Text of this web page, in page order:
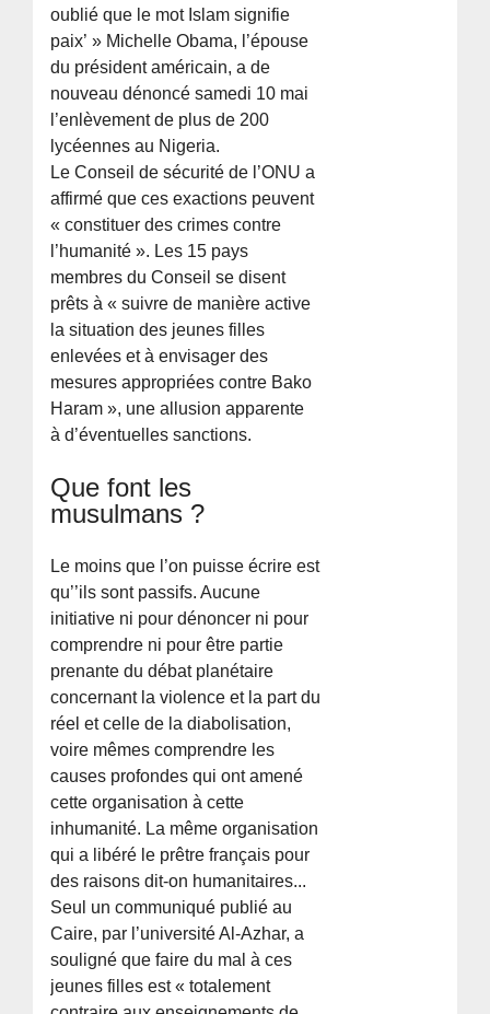
oublié que le mot Islam signifie
paix’ » Michelle Obama, l’épouse
du président américain, a de
nouveau dénoncé samedi 10 mai
l’enlèvement de plus de 200
lycéennes au Nigeria.
Le Conseil de sécurité de l’ONU a
affirmé que ces exactions peuvent
« constituer des crimes contre
l’humanité ». Les 15 pays
membres du Conseil se disent
prêts à « suivre de manière active
la situation des jeunes filles
enlevées et à envisager des
mesures appropriées contre Bako
Haram », une allusion apparente
à d’éventuelles sanctions.
Que font les
musulmans ?
Le moins que l’on puisse écrire est
qu’’ils sont passifs. Aucune
initiative ni pour dénoncer ni pour
comprendre ni pour être partie
prenante du débat planétaire
concernant la violence et la part du
réel et celle de la diabolisation,
voire mêmes comprendre les
causes profondes qui ont amené
cette organisation à cette
inhumanité. La même organisation
qui a libéré le prêtre français pour
des raisons dit-on humanitaires...
Seul un communiqué publié au
Caire, par l’université Al-Azhar, a
souligné que faire du mal à ces
jeunes filles est « totalement